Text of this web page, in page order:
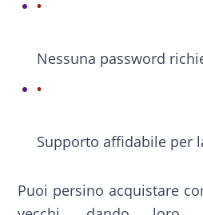
Nessuna password
Supporto affidabile per
Puoi persino acquistare